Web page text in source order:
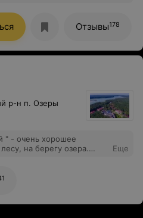
всегда эффективно,
Отзывы178
р-н п. Озеры
" - очень хорошее
на берегу озера.
дорожки для спорта,
лечение,
Аквапарк большой,
разнообразные
съездить в Гродно, ходят
Еще